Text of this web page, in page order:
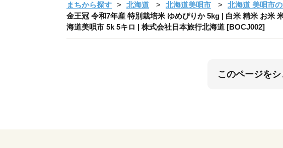
まちから探す 北海道 北海道美唄市
北海道 美唄市
金王冠 令和7年産 特別栽培米 ゆめぴりか 5kg | 白米 精米 お米
海道美唄市 5k 5キロ | 株式会社日本旅行北海道 [BOCJ002]
このページを